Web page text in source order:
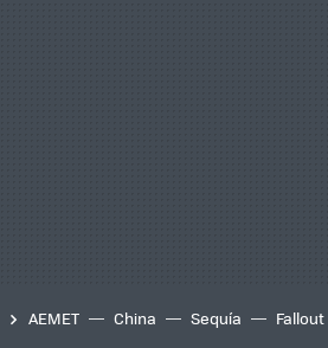
AEMET China Sequía Fallout